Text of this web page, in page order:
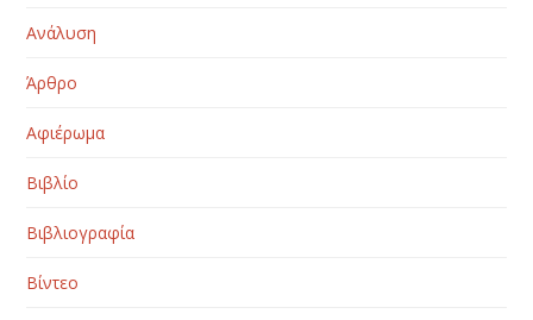
Ανάλυση
Άρθρο
Αφιέρωμα
Βιβλίο
Βιβλιογραφία
Βίντεο